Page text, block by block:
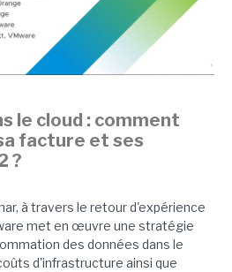
le cloud : comment
facture et ses
?
à travers le retour d'expérience
met en œuvre une stratégie
des données dans le
d'infrastructure ainsi que